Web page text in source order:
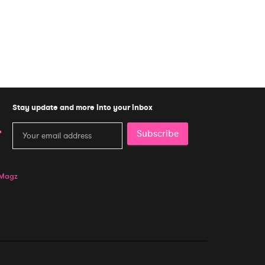
Stay update and more into your inbox
Subscribe